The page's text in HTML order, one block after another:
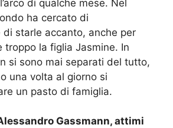
di qualche mese. Nel
ha cercato di
di starle accanto, anche per
troppo la figlia Jasmine. In
si sono mai separati del tutto,
una volta al giorno si
un pasto di famiglia.
Gassmann, attimi